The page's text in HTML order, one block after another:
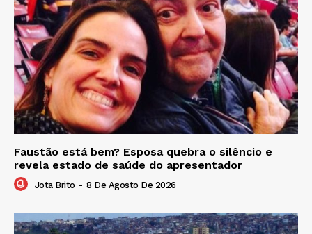
Faustão está bem? Esposa quebra o silêncio e
revela estado de saúde do apresentador
Jota Brito - 8 De Agosto De 2026